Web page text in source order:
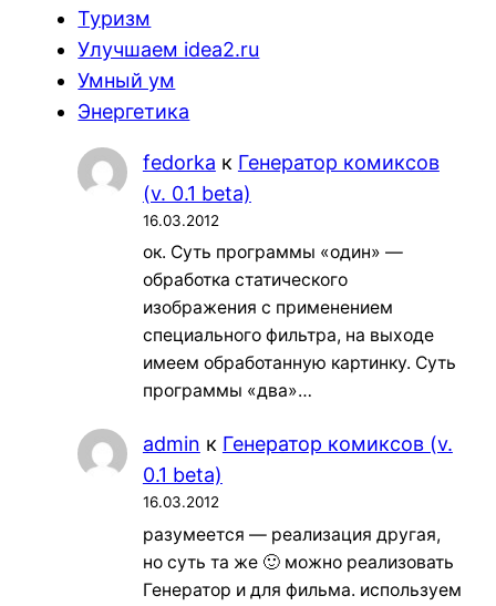
Туризм
Улучшаем idea2.ru
Умный ум
Энергетика
fedorka к Генератор комиксов
(v. 0.1 beta)
16.03.2012
ок. Суть программы «один» —
обработка статического
изображения с применением
специального фильтра, на выходе
имеем обработанную картинку. Суть
программы «два»…
admin к Генератор комиксов (v.
0.1 beta)
16.03.2012
разумеется — реализация другая,
но суть та же 🙂 можно реализовать
Генератор и для фильма. используем